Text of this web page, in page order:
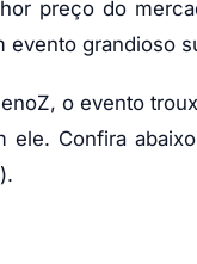
preço do
evento grandioso
o evento
ele. Confira